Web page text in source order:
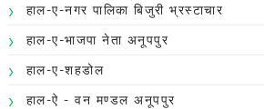
हाल-ए-नगर पालिका बिजुरी भ्रस्टाचार
हाल-ए-भाजपा नेता अनूपपुर
हाल-ए-शहडोल
हाल-ऐ - वन मण्डल अनूपपुर